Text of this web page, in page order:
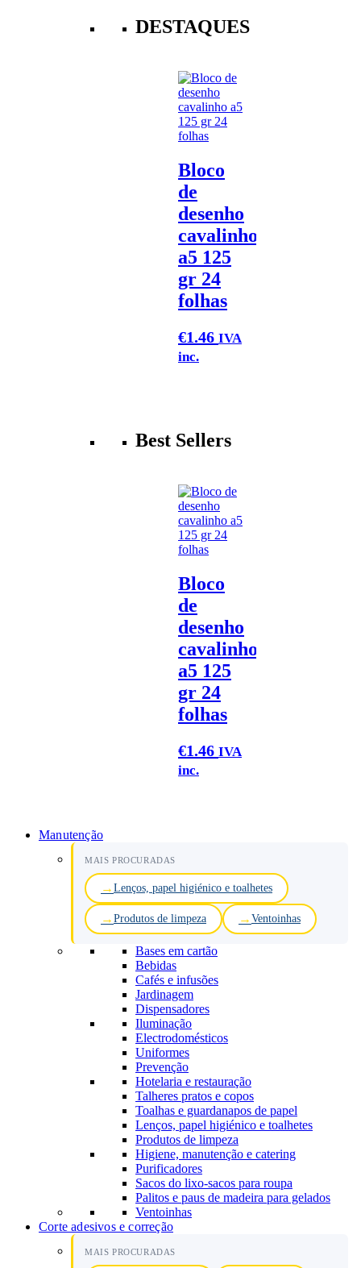
DESTAQUES
Bloco
de
desenho
cavalinho
a5 125
gr 24
folhas
€1.46 IVA
inc.
Best Sellers
Bloco
de
desenho
cavalinho
a5 125
gr 24
folhas
€1.46 IVA
inc.
Manutenção
MAIS PROCURADAS
Lenços, papel higiénico e toalhetes
Produtos de limpeza Ventoinhas
Bases em cartão
Bebidas
Cafés e infusões
Jardinagem
Dispensadores
Iluminação
Electrodomésticos
Uniformes
Prevenção
Hotelaria e restauração
Talheres pratos e copos
Toalhas e guardanapos de papel
Lenços, papel higiénico e toalhetes
Produtos de limpeza
Higiene, manutenção e catering
Purificadores
Sacos do lixo-sacos para roupa
Palitos e paus de madeira para gelados
Ventoinhas
Corte adesivos e correção
MAIS PROCURADAS